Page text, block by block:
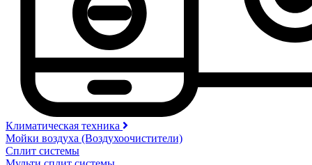
Климатическая техника
Мойки воздуха (Воздухоочистители)
Сплит системы